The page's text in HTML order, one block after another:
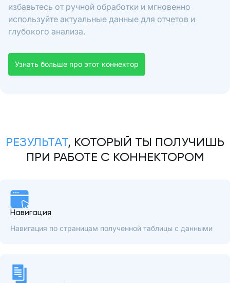
избавьтесь от ручной обработки и мгновенно
используйте актуальные данные для отчетов и
глубокого анализа.
Узнать больше про этот коннектор
РЕЗУЛЬТАТ, КОТОРЫЙ ТЫ ПОЛУЧИШЬ
ПРИ РАБОТЕ С КОННЕКТОРОМ
Навигация
Навигация по страницам полученной таблицы с данными